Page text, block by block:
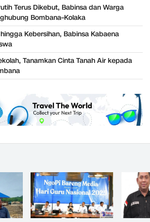
Terus Dikebut, Babinsa dan Warga
Bombana–Kolaka
Kebersihan, Babinsa Kabaena
Tanamkan Cinta Tanah Air kepada